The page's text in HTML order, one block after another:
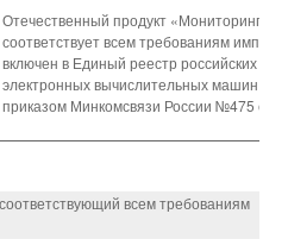
Отечественный продукт «Мониторинг и
соответствует всем требованиям
включен в Единый реестр российских
электронных вычислительных машин и
приказом Минкомсвязи России №475 от
всем требованиям